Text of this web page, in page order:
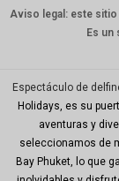
Aviso legal: este
Es un
Espectáculo de
Holidays, es su
aventuras y
seleccionamos de
Bay Phuket, lo que